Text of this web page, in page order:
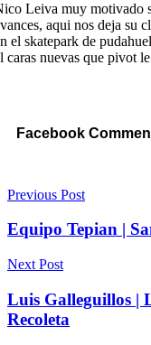
Leiva muy motivado
aqui nos deja su
el skatepark de
caras nuevas que pivot
Facebook
Previous Post
Equipo Tepian |
Next Post
Luis Galleguillos |
Recoleta